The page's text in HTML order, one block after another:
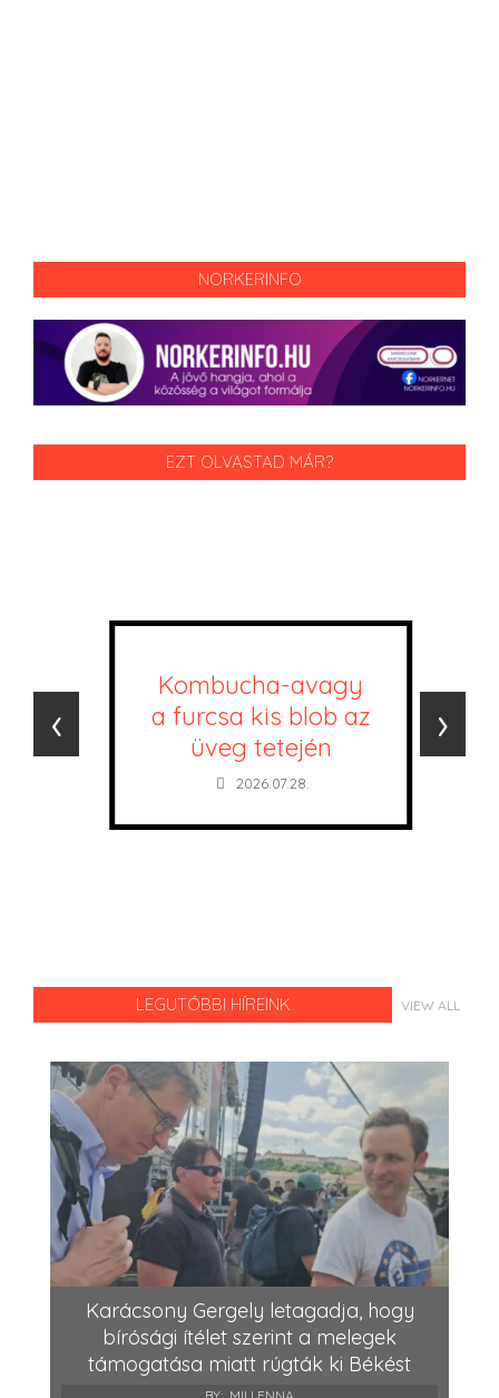
NORKERINFO
EZT OLVASTAD MÁR?
Kombucha-avagy
a furcsa kis blob az
üveg tetején
2026.07.28.
‹ ›
LEGUTÓBBI HÍREINK VIEW ALL
Karácsony Gergely letagadja, hogy
bírósági ítélet szerint a melegek
támogatása miatt rúgták ki Békést